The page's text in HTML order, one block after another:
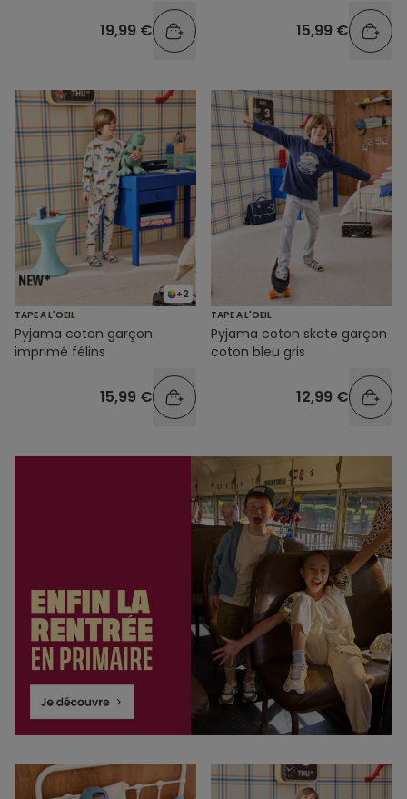
19,99 € 15,99 €
+2
TAPE A L'OEIL
Pyjama coton garçon
imprimé félins
15,99 €
TAPE A L'OEIL
Pyjama coton skate garçon
coton bleu gris
12,99 €